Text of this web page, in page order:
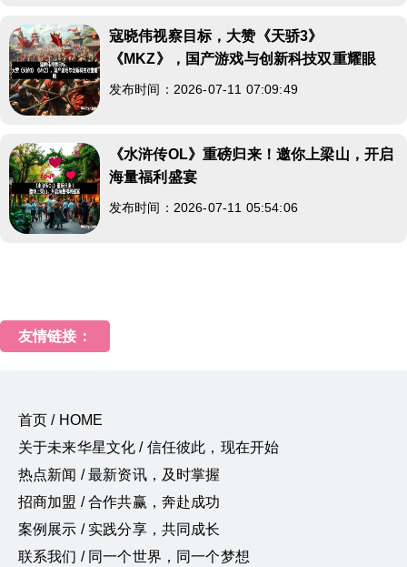
寇晓伟视察目标，大赞《天骄3》
《MKZ》，国产游戏与创新科技双重耀眼
发布时间：2026-07-11 07:09:49
《水浒传OL》重磅归来！邀你上梁山，开启
海量福利盛宴
发布时间：2026-07-11 05:54:06
友情链接：
首页 / HOME
关于未来华星文化 / 信任彼此，现在开始
热点新闻 / 最新资讯，及时掌握
招商加盟 / 合作共赢，奔赴成功
案例展示 / 实践分享，共同成长
联系我们 / 同一个世界，同一个梦想